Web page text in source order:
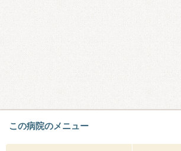
この病院のメニュー